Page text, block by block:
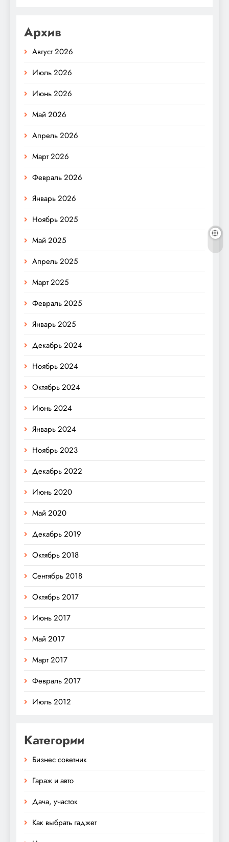
Архив
Август 2026
Июль 2026
Июнь 2026
Май 2026
Апрель 2026
Март 2026
Февраль 2026
Январь 2026
Ноябрь 2025
Май 2025
Апрель 2025
Март 2025
Февраль 2025
Январь 2025
Декабрь 2024
Ноябрь 2024
Октябрь 2024
Июнь 2024
Январь 2024
Ноябрь 2023
Декабрь 2022
Июнь 2020
Май 2020
Декабрь 2019
Октябрь 2018
Сентябрь 2018
Октябрь 2017
Июнь 2017
Май 2017
Март 2017
Февраль 2017
Июль 2012
Категории
Бизнес советник
Гараж и авто
Дача, участок
Как выбрать гаджет